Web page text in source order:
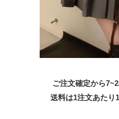
ご注文確定から
送料は1注文あたり